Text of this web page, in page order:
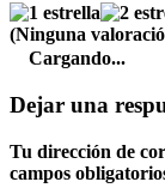
(Ninguna
Cargando...
Dejar una
Tu dirección de
campos